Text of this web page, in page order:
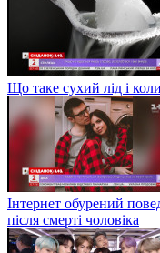
Що таке сухий лід і
Інтернет обурений
після смерті чоловіка